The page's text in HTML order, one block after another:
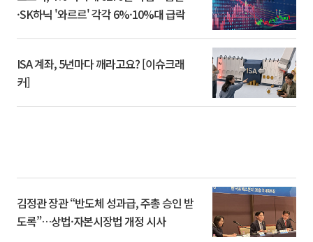
·SK하닉 '와르르' 각각 6%·10%대 급락
ISA 계좌, 5년마다 깨라고요? [이슈크래
커]
김정관 장관 “반도체 성과급, 주총 승인 받
도록”…상법·자본시장법 개정 시사